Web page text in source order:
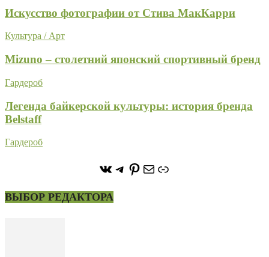
Искусство фотографии от Стива МакКарри
Культура / Арт
Mizuno – столетний японский спортивный бренд
Гардероб
Легенда байкерской культуры: история бренда
Belstaff
Гардероб
https://vk.com/
https://t.me/stoneforest
https://
ПочтаСсылка
ВЫБОР РЕДАКТОРА